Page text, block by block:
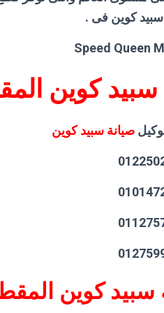
سبيد كوين فى .
Speed Queen
سبيد كوين
صيانة سبيد كوين
سبيد كوين